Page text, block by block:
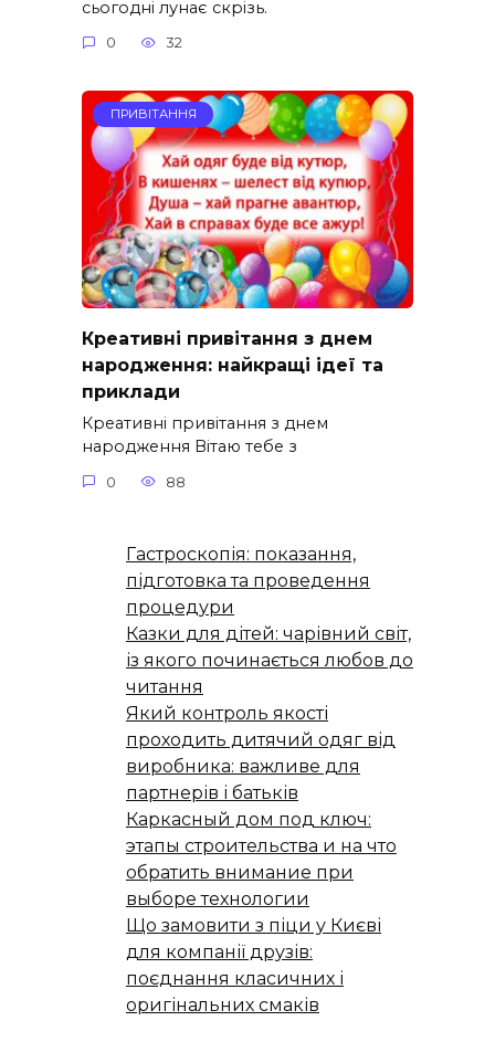
сьогодні лунає скрізь.
0 32
ПРИВІТАННЯ
Креативні привітання з днем
народження: найкращі ідеї та
приклади
Креативні привітання з днем
народження Вітаю тебе з
0 88
Гастроскопія: показання,
підготовка та проведення
процедури
Казки для дітей: чарівний світ,
із якого починається любов до
читання
Який контроль якості
проходить дитячий одяг від
виробника: важливе для
партнерів і батьків
Каркасный дом под ключ:
этапы строительства и на что
обратить внимание при
выборе технологии
Що замовити з піци у Києві
для компанії друзів:
поєднання класичних і
оригінальних смаків